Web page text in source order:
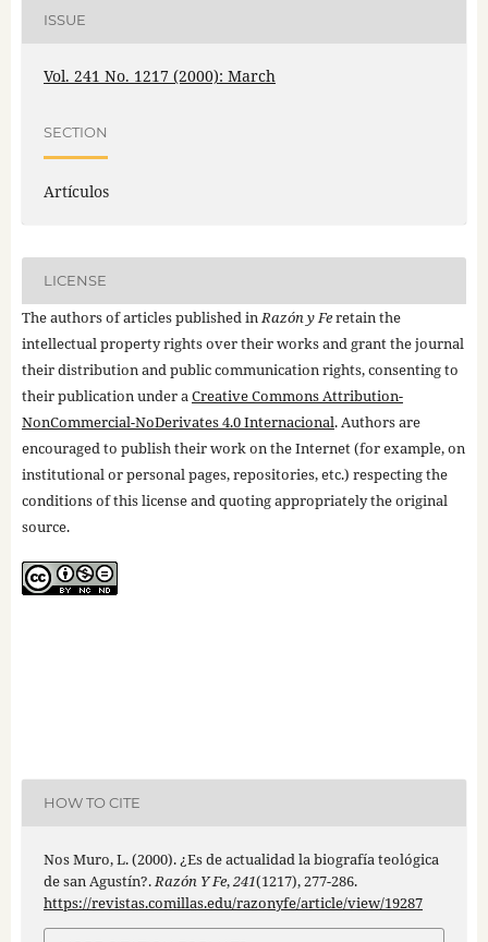
ISSUE
Vol. 241 No. 1217 (2000): March
SECTION
Artículos
LICENSE
The authors of articles published inRazón y Feretain the
intellectual property rights over their works and grant the journal
their distribution and public communication rights, consenting to
their publication under aCreative Commons Attribution-
NonCommercial-NoDerivates 4.0 Internacional. Authors are
encouraged to publish their work on the Internet (for example, on
institutional or personal pages, repositories, etc.) respecting the
conditions of this license and quoting appropriately the original
source.
HOW TO CITE
Nos Muro, L. (2000). ¿Es de actualidad la biografía teológica
de san Agustín?.Razón Y Fe,241(1217), 277-286.
https://revistas.comillas.edu/razonyfe/article/view/19287